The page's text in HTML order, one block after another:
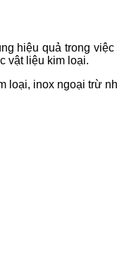
hiệu quả trong
vật liệu kim loại.
loại, inox ngoại trừ